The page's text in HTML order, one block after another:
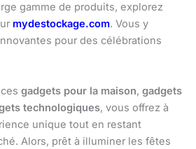
gamme de produits, explorez
mydestockage.com. Vous y
pour des célébrations
gadgets pour la maison, gadgets
technologiques, vous offrez à
unique tout en restant
Alors, prêt à illuminer les fêtes